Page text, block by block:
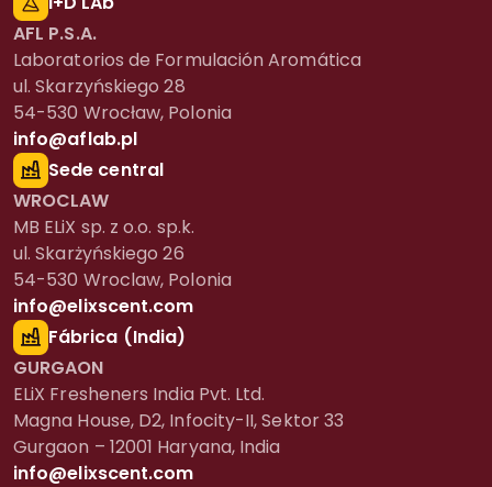
AFL P.S.A.
Laboratorios de Formulación Aromática
ul. Skarzyńskiego 28
54-530 Wrocław, Polonia
info@aflab.pl
Sede central
WROCLAW
MB ELiX sp. z o.o. sp.k.
ul. Skarżyńskiego 26
54-530 Wroclaw, Polonia
info@elixscent.com
Fábrica (India)
GURGAON
ELiX Fresheners India Pvt. Ltd.
Magna House, D2, Infocity-II, Sektor 33
Gurgaon – 12001 Haryana, India
info@elixscent.com